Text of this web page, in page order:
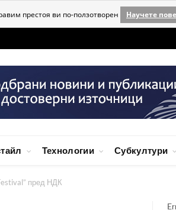
престоя ви по-ползотворен Научете
Технологии Субкултури
пред НДК